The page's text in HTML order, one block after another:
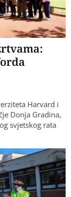
Harvard i
Donja Gradina,
svjetskog rata